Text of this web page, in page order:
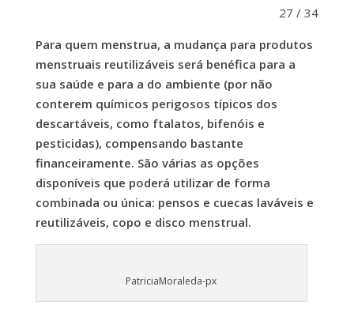
27 / 34
Para quem menstrua, a mudança para produtos
menstruais reutilizáveis será benéfica para a
sua saúde e para a do ambiente (por não
conterem químicos perigosos típicos dos
descartáveis, como ftalatos, bifenóis e
pesticidas), compensando bastante
financeiramente. São várias as opções
disponíveis que poderá utilizar de forma
combinada ou única: pensos e cuecas laváveis e
reutilizáveis, copo e disco menstrual.
PatriciaMoraleda-px